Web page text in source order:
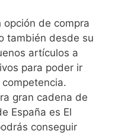
opción de compra
también desde su
artículos a
para poder ir
gran cadena de
España es El
conseguir